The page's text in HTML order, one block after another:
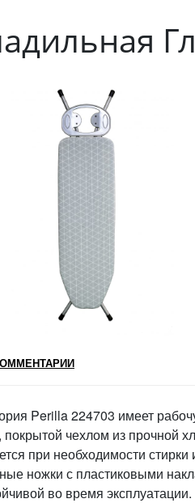
Perilla 224703 имеет
покрытой чехлом из прочной
при необходимости
ножки с пластиковыми
во время эксплуатации.